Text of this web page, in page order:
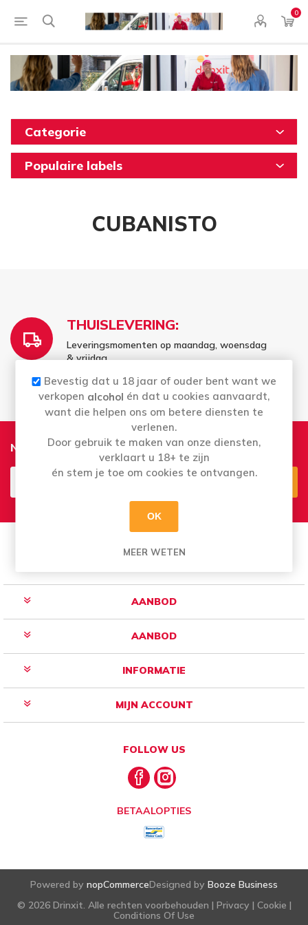
0
Categorie
Populaire labels
CUBANISTO
THUISLEVERING:
Leveringsmomenten op maandag, woensdag
& vrijdag
Nieuwsbrief
Opzeggen
AANBOD
AANBOD
INFORMATIE
MIJN ACCOUNT
FOLLOW US
BETAALOPTIES
Powered by nopCommerceDesigned by Booze Business
© 2026 Drinxit. Alle rechten voorbehouden | Privacy | Cookie |
Conditions Of Use
Bevestig dat u 18 jaar of ouder bent want we
verkopen alcohol én dat u cookies aanvaardt,
want die helpen ons om betere diensten te
verlenen.
Door gebruik te maken van onze diensten,
verklaart u 18+ te zijn
én stem je toe om cookies te ontvangen.
OK
MEER WETEN